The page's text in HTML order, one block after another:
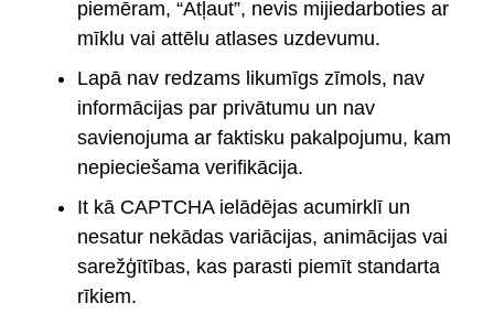
piemēram, “Atļaut”, nevis mijiedarboties ar
mīklu vai attēlu atlases uzdevumu.
Lapā nav redzams likumīgs zīmols, nav
informācijas par privātumu un nav
savienojuma ar faktisku pakalpojumu, kam
nepieciešama verifikācija.
It kā CAPTCHA ielādējas acumirklī un
nesatur nekādas variācijas, animācijas vai
sarežģītības, kas parasti piemīt standarta
rīkiem.